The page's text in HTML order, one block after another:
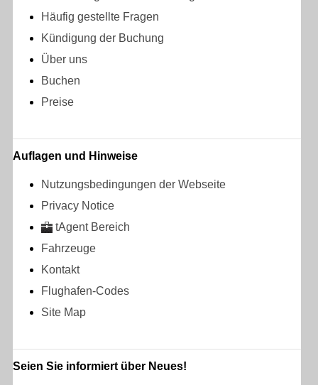
Häufig gestellte Fragen
Kündigung der Buchung
Über uns
Buchen
Preise
Auflagen und Hinweise
Nutzungsbedingungen der Webseite
Privacy Notice
tAgent Bereich
Fahrzeuge
Kontakt
Flughafen-Codes
Site Map
Seien Sie informiert über Neues!